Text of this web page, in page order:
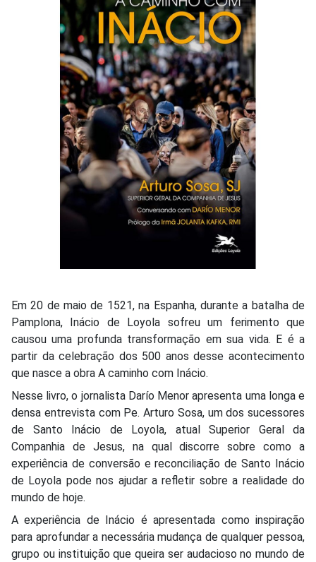
Em 20 de maio de 1521, na Espanha, durante a batalha de
Pamplona, Inácio de Loyola sofreu um ferimento que
causou uma profunda transformação em sua vida. E é a
partir da celebração dos 500 anos desse acontecimento
que nasce a obra A caminho com Inácio.
Nesse livro, o jornalista Darío Menor apresenta uma longa e
densa entrevista com Pe. Arturo Sosa, um dos sucessores
de Santo Inácio de Loyola, atual Superior Geral da
Companhia de Jesus, na qual discorre sobre como a
experiência de conversão e reconciliação de Santo Inácio
de Loyola pode nos ajudar a refletir sobre a realidade do
mundo de hoje.
A experiência de Inácio é apresentada como inspiração
para aprofundar a necessária mudança de qualquer pessoa,
grupo ou instituição que queira ser audacioso no mundo de